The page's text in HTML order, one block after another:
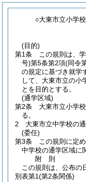
○大東市立小学
(目的)
第1条
この規則は、
号)第5条第2項(同令
の規定に基づき就学
して、大東市立の小
とを目的とする。
(通学区域)
第2条
大東市立小学
る。
2
大東市立中学校の通
(委任)
第3条
この規則に定
中学校の通学区域に
附 則
この規則は、公布の
別表第1(第2条関係)